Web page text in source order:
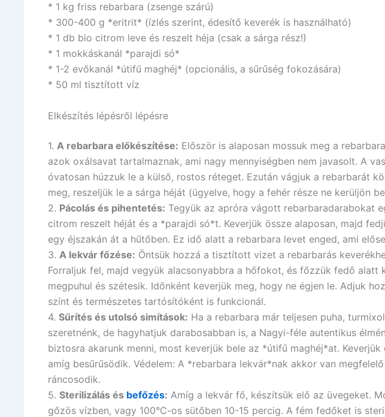
* 1 kg friss rebarbara (zsenge szárú)
* 300-400 g *eritrit* (ízlés szerint, édesítő keverék is használható)
* 1 db bio citrom leve és reszelt héja (csak a sárga rész!)
* 1 mokkáskanál *parajdi só*
* 1-2 evőkanál *útifű maghéj* (opcionális, a sűrűség fokozására)
* 50 ml tisztított víz
Elkészítés lépésről lépésre
1. A rebarbara előkészítése: Először is alaposan mossuk meg a
azok oxálsavat tartalmaznak, ami nagy mennyiségben nem javasolt. A
óvatosan húzzuk le a külső, rostos réteget. Ezután vágjuk a rebarbarát
meg, reszeljük le a sárga héját (ügyelve, hogy a fehér része ne kerüljön
2. Pácolás és pihentetés: Tegyük az apróra vágott rebarbaradarabokat
citrom reszelt héját és a *parajdi só*t. Keverjük össze alaposan, majd
egy éjszakán át a hűtőben. Ez idő alatt a rebarbara levet enged, ami
3. A lekvár főzése: Öntsük hozzá a tisztított vizet a rebarbarás
Forraljuk fel, majd vegyük alacsonyabbra a hőfokot, és főzzük fedő
megpuhul és szétesik. Időnként keverjük meg, hogy ne égjen le. Adjuk
színt és természetes tartósítóként is funkcionál.
4. Sűrítés és utolsó simítások: Ha a rebarbara már teljesen puha,
szeretnénk, de hagyhatjuk darabosabban is, a Nagyi-féle autentikus
biztosra akarunk menni, most keverjük bele az *útifű maghéj*at.
amíg besűrűsödik. Védelem: A *rebarbara lekvár*nak akkor van
ráncosodik.
5. Sterilizálás és befőzés: Amíg a lekvár fő, készítsük elő az üvegeket.
gőzös vízben, vagy 100°C-os sütőben 10-15 percig. A fém fedőket is